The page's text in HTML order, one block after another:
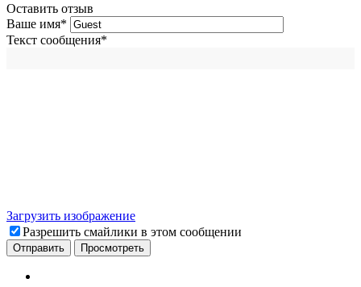
Оставить отзыв
Ваше имя*
Текст сообщения*
Загрузить изображение
Разрешить смайлики в этом сообщении